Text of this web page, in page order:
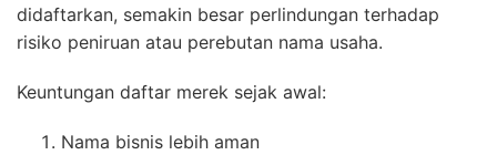
didaftarkan, semakin besar perlindungan terhadap
risiko peniruan atau perebutan nama usaha.
Keuntungan daftar merek sejak awal:
Nama bisnis lebih aman